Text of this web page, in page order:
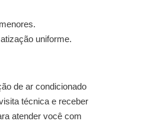
uniforme.
de ar condicionado
técnica e receber
atender você com